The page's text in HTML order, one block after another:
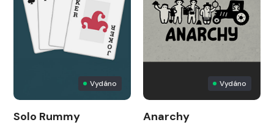
Vydáno
Solo Rummy
Vydáno
Anarchy